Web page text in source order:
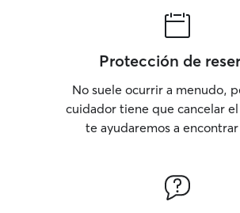
Protección de
No suele ocurrir a menudo,
cuidador tiene que cancelar
te ayudaremos a